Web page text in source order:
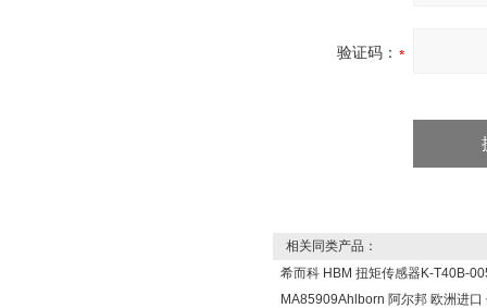
验证码：
相关同类产品：
希而科 HBM 扭矩传感器K-T40B-
MA85909Ahlborn 阿尔邦 欧洲进口